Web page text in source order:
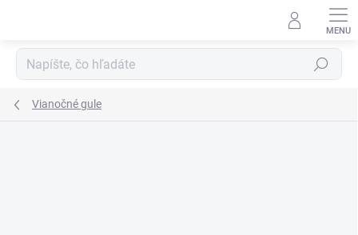
Hľadať
Vianočné gule